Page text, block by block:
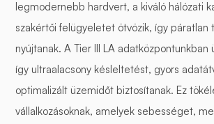
legmodernebb hardvert, a kiváló hálózati
szakértői felügyeletet ötvözik, így páratlan
nyújtanak. A Tier III LA
így ultraalacsony késleltetést, gyors
optimalizált üzemidőt biztosítanak. Ez
vállalkozásoknak, amelyek sebességet,